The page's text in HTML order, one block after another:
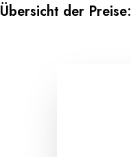
Übersicht der Preise: